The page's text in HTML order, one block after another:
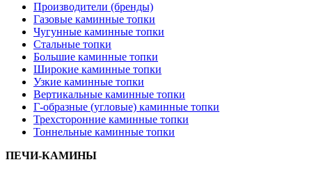
Производители (бренды)
Газовые каминные топки
Чугунные каминные топки
Стальные топки
Большие каминные топки
Широкие каминные топки
Узкие каминные топки
Вертикальные каминные топки
Г-образные (угловые) каминные топки
Трехсторонние каминные топки
Тоннельные каминные топки
ПЕЧИ-КАМИНЫ